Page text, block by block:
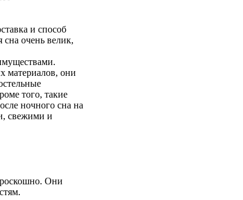
и способ
очень велик,
материалов, они
того, такие
ночного сна на
свежими и
Они